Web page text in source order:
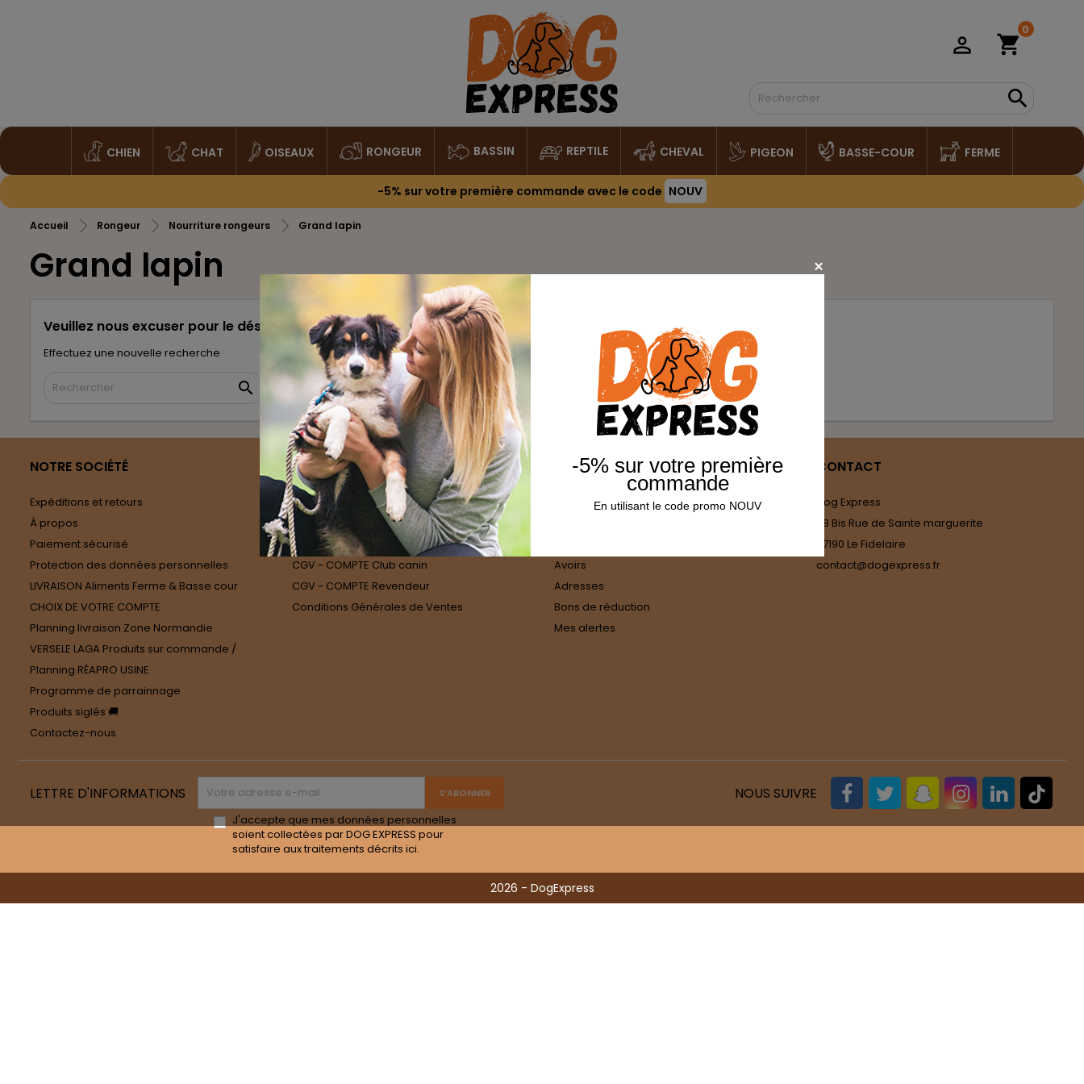
shopping_cart
0
person_outline

CHIEN CHAT OISEAUX RONGEUR BASSIN REPTILE CHEVAL PIGEON BASSE-COUR FERME
-5% sur votre première commande avec le code NOUV
Accueil Rongeur Nourriture rongeurs Grand lapin
Grand lapin
Veuillez nous excuser pour le désagrément.
Effectuez une nouvelle recherche

NOTRE SOCIÉTÉ
Expéditions et retours
À propos
Paiement sécurisé
Protection des données personnelles
LIVRAISON Aliments Ferme & Basse cour
CHOIX DE VOTRE COMPTE
Planning livraison Zone Normandie
VERSELE LAGA Produits sur commande /
Planning RÉAPRO USINE
Programme de parrainnage
Produits siglés 🚚
Contactez-nous
CGV
CGV - COMPTE Particulier
CGV - COMPTE Éleveur
CGV - COMPTE Gros Utilisateur
CGV - COMPTE Club canin
CGV - COMPTE Revendeur
Conditions Générales de Ventes
VOTRE COMPTE
Informations personnelles
Avoirs
Adresses
Bons de réduction
Mes alertes
CONTACT
Dog Express
28 Bis Rue de Sainte marguerite
27190 Le Fidelaire
contact@dogexpress.fr
LETTRE D'INFORMATIONS
J'accepte que mes données personnelles
soient collectées par DOG EXPRESS pour
satisfaire aux traitements décrits ici.
NOUS SUIVRE
2026 - DogExpress
-5% sur votre première
commande
En utilisant le code promo NOUV